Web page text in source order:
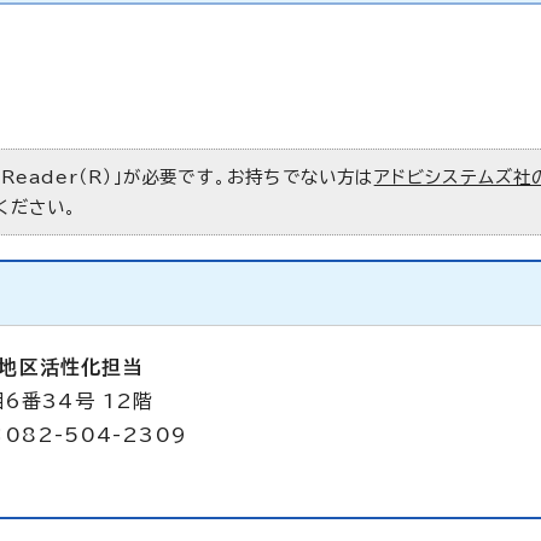
（R）」が必要です。お持ちでない方は アドビシステムズ社
ださい。
区活性化担当
6番34号 12階
：082-504-2309